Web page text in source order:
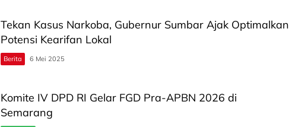
Tekan Kasus Narkoba, Gubernur Sumbar Ajak Optimalkan
Potensi Kearifan Lokal
Berita 6 Mei 2025
Komite IV DPD RI Gelar FGD Pra-APBN 2026 di
Semarang